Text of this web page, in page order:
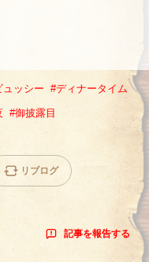
ュッシー #ディナータイム
#御披露目
リブログ
記事を報告する